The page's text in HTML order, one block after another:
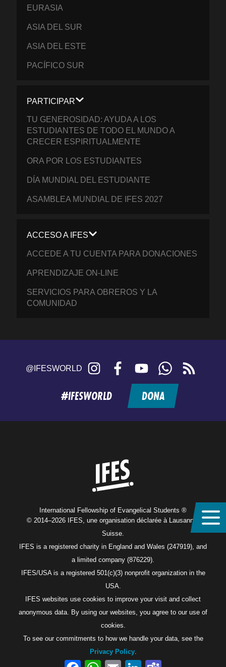
EURASIA
ASIA DEL SUR
ASIA DEL ESTE
PACÍFICO SUR
PARTICIPAR
TU GENEROSIDAD: AYUDA A LOS
ESTUDIANTES DE TODO EL MUNDO A
CRECER ESPIRITUALMENTE
ORA POR LOS ESTUDIANTES
DÍA MUNDIAL DEL ESTUDIANTE
ASAMBLEA MUNDIAL DE IFES 2027
ACCESO A IFES
ACCEDE A TU CUENTA PARA DONACIONES
APRENDIZAJE ON-LINE
SERVICIOS PARA OBREROS Y LA
COMUNIDAD
@IFESWORLD Instagram FacebookYouTubeWhatsApp
feed
#IFESWORLD DONA
International Fellowship of Evangelical Students ®
© 2014–2026 IFES, une organisation déclarée à Lausanne,
Suisse.
IFES is a registered charity in England and Wales (247919), and
a limited company (876229).
IFES/USA is a registered 501(c)(3) nonprofit organization in the
USA.
IFES websites use cookies to improve your visit and collect
anonymous data. By using our websites, you agree to our use of
cookies.
To see our commitments to how we handle your data, see the
Privacy Policy.
FacebookWhatsAppEmail LinkedIn